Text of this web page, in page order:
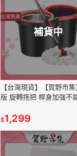
補貨中
【台灣現貨】【賀野市
版 旋轉拖把 桿身加強不
1桿5布 手壓拖把 乾濕兩
$1,299